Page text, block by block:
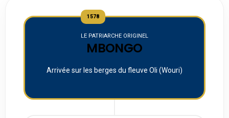
1578
LE PATRIARCHE ORIGINEL
MBONGO
Arrivée sur les berges du fleuve Oli (Wouri)